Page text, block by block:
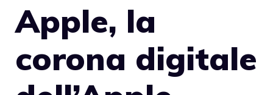
Apple, la
corona digitale